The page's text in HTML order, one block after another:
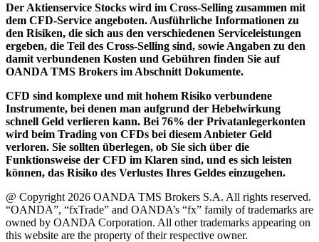
Der Aktienservice Stocks wird im Cross-Selling zusammen mit
dem CFD-Service angeboten. Ausführliche Informationen zu
den Risiken, die sich aus den verschiedenen Serviceleistungen
ergeben, die Teil des Cross-Selling sind, sowie Angaben zu den
damit verbundenen Kosten und Gebühren finden Sie auf
OANDA TMS Brokers im Abschnitt Dokumente.
CFD sind komplexe und mit hohem Risiko verbundene
Instrumente, bei denen man aufgrund der Hebelwirkung
schnell Geld verlieren kann. Bei 76% der Privatanlegerkonten
wird beim Trading von CFDs bei diesem Anbieter Geld
verloren. Sie sollten überlegen, ob Sie sich über die
Funktionsweise der CFD im Klaren sind, und es sich leisten
können, das Risiko des Verlustes Ihres Geldes einzugehen.
@ Copyright 2026 OANDA TMS Brokers S.A. All rights reserved.
“OANDA”, “fxTrade” and OANDA’s “fx” family of trademarks are
owned by OANDA Corporation. All other trademarks appearing on
this website are the property of their respective owner.